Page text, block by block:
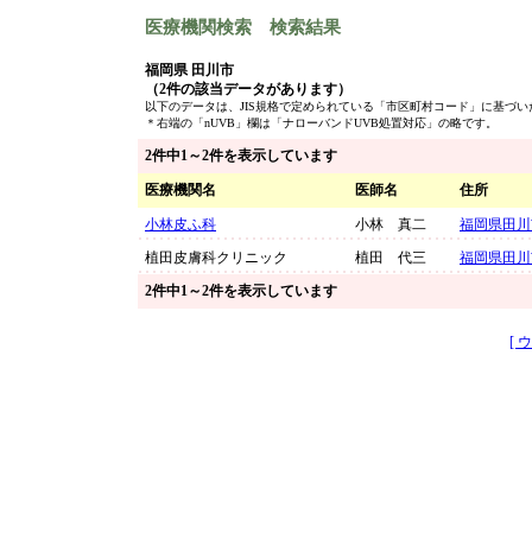
医療機関検索 検索結果
福岡県 田川市
（2件の該当データがあります）
以下のデータは、JIS規格で定められている「市区町村コード」に基づ
＊右端の「nUVB」欄は「ナローバンドUVB処置対応」の略です。
2件中1～2件を表示しています
医療機関名 医師名 住所
小林皮ふ科 小林 真二
福岡県田
植田皮膚科クリニック
植田 代三
福岡県田
2件中1～2件を表示しています
[